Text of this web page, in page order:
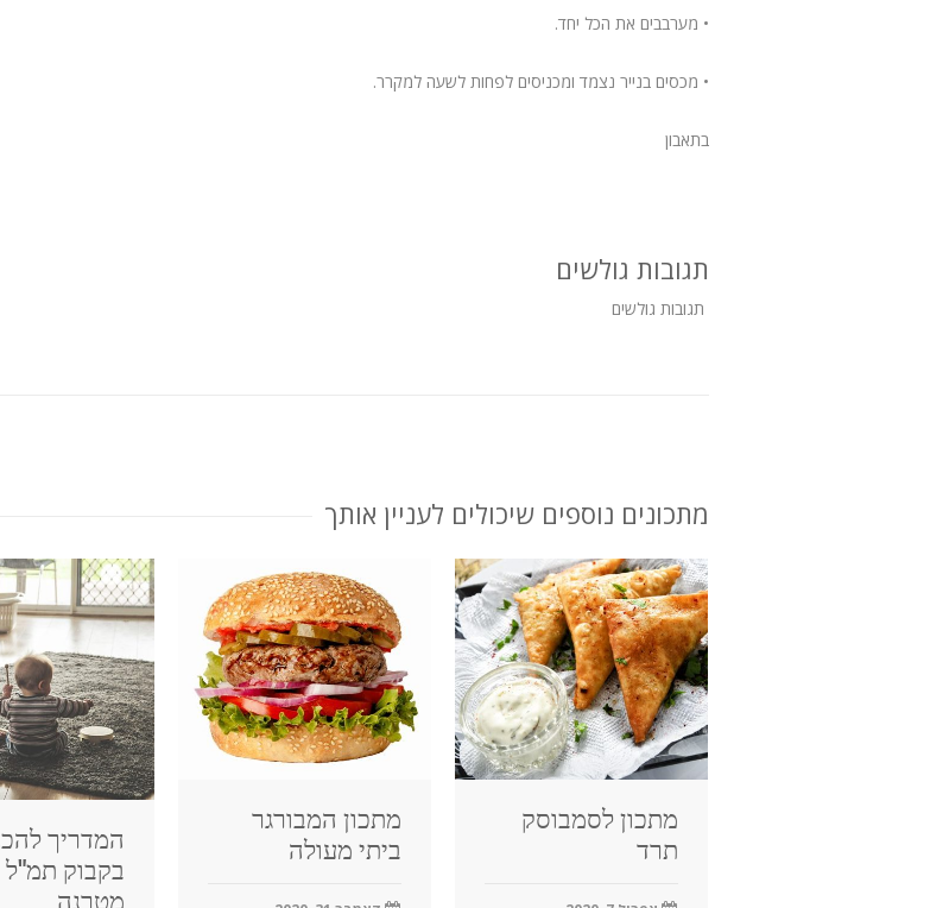
• מערבבים את הכל יחד.
• מכסים בנייר נצמד ומכניסים לפחות לשעה למקרר.
בתאבון
תגובות גולשים
תגובות גולשים
מתכונים נוספים שיכולים לעניין אותך
המדריך
בקבוק
מטרנה
מתכון המבורגר
ביתי מעולה
מתכון לסמבוסק
תרד